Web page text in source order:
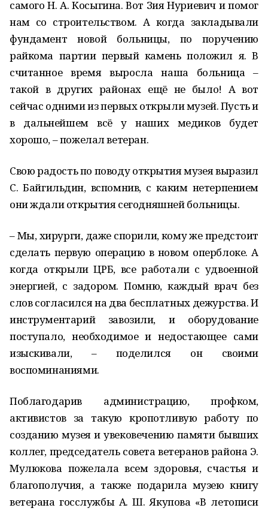
самого Н. А. Косыгина. Вот Зия Нуриевич и помог
нам со строительством. А когда закладывали
фундамент новой больницы, по поручению
райкома партии первый камень положил я. В
считанное время выросла наша больница –
такой в других районах ещё не было! А вот
сейчас одними из первых открыли музей. Пусть и
в дальнейшем всё у наших медиков будет
хорошо, – пожелал ветеран.
Свою радость по поводу открытия музея выразил
С. Байгильдин, вспомнив, с каким нетерпением
они ждали открытия сегодняшней больницы.
– Мы, хирурги, даже спорили, кому же предстоит
сделать первую операцию в новом оперблоке. А
когда открыли ЦРБ, все работали с удвоенной
энергией, с задором. Помню, каждый врач без
слов согласился на два бесплатных дежурства. И
инструментарий завозили, и оборудование
поступало, необходимое и недостающее сами
изыскивали, – поделился он своими
воспоминаниями.
Поблагодарив администрацию, профком,
активистов за такую кропотливую работу по
созданию музея и увековечению памяти бывших
коллег, председатель совета ветеранов района Э.
Мулюкова пожелала всем здоровья, счастья и
благополучия, а также подарила музею книгу
ветерана госслужбы А. Ш. Якупова «В летописи